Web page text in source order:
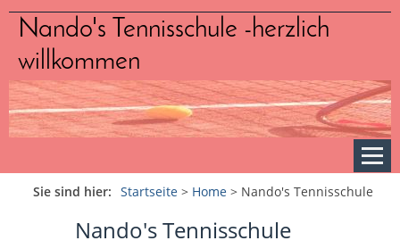
Nando's Tennisschule -herzlich
willkommen
Sie sind hier: Startseite> Home> Nando's Tennisschule
Nando's Tennisschule